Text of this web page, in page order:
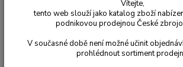
Střelecká sluchátka
Leight Impact Sport -
Vítejte,
tento web slouží jako katalog zboží
podnikovou prodejnou České
V současné době není možné učinit
prohlédnout sortiment